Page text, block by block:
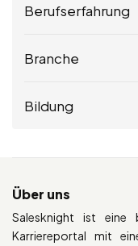
Berufserfahrung
Branche
Bildung
Über uns
Salesknight ist eine
Karriereportal mit